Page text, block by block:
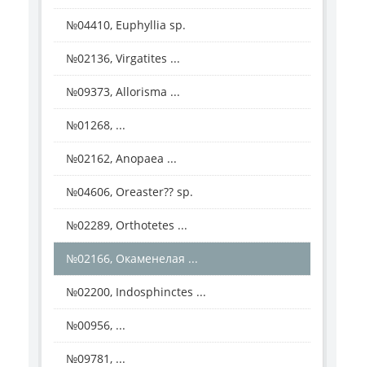
№04410, Euphyllia sp.
№02136, Virgatites ...
№09373, Allorisma ...
№01268, ...
№02162, Anopaea ...
№04606, Oreaster?? sp.
№02289, Orthotetes ...
№02166, Окаменелая ...
№02200, Indosphinctes ...
№00956, ...
№09781, ...